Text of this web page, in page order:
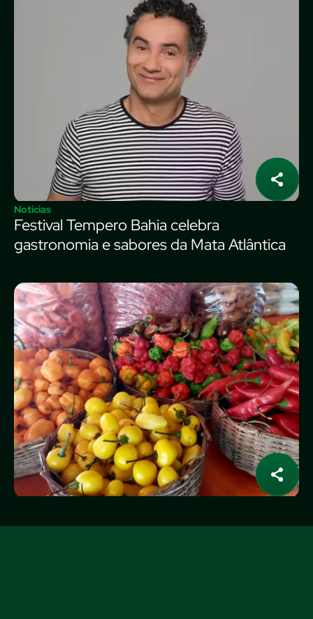
Notícias
Festival Tempero Bahia celebra
gastronomia e sabores da Mata Atlântica